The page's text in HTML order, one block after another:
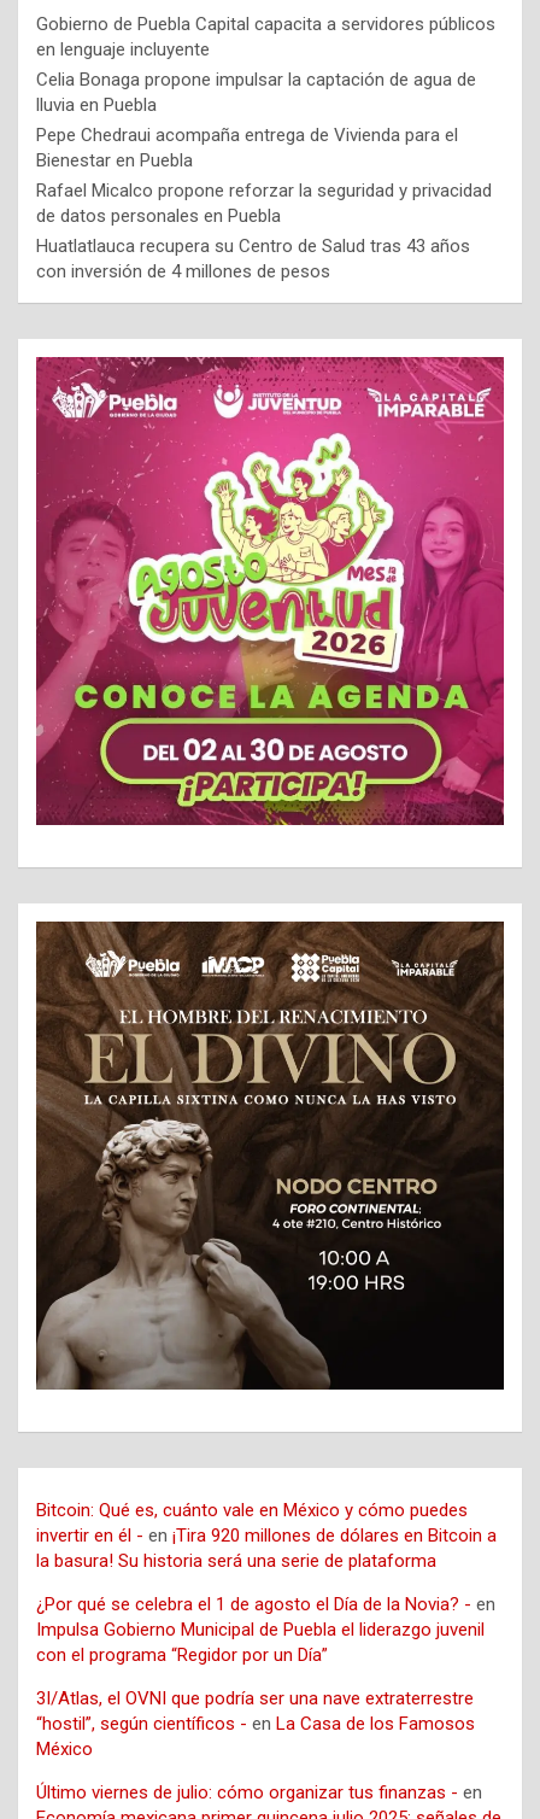
Gobierno de Puebla Capital capacita a servidores públicos
en lenguaje incluyente
Celia Bonaga propone impulsar la captación de agua de
lluvia en Puebla
Pepe Chedraui acompaña entrega de Vivienda para el
Bienestar en Puebla
Rafael Micalco propone reforzar la seguridad y privacidad
de datos personales en Puebla
Huatlatlauca recupera su Centro de Salud tras 43 años
con inversión de 4 millones de pesos
Bitcoin: Qué es, cuánto vale en México y cómo puedes
invertir en él - en ¡Tira 920 millones de dólares en Bitcoin a
la basura! Su historia será una serie de plataforma
¿Por qué se celebra el 1 de agosto el Día de la Novia? - en
Impulsa Gobierno Municipal de Puebla el liderazgo juvenil
con el programa “Regidor por un Día”
3I/Atlas, el OVNI que podría ser una nave extraterrestre
“hostil”, según científicos - en La Casa de los Famosos
México
Último viernes de julio: cómo organizar tus finanzas - en